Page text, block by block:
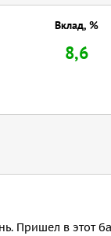
Вклад, %
8,6
Пришел в этот